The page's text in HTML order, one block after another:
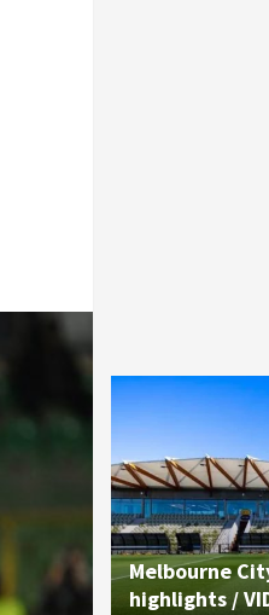
Melbourne
highlights /